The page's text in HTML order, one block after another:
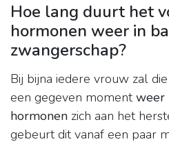
Hoe lang duurt het
hormonen weer in
zwangerschap?
Bij bijna iedere vrouw zal
een gegeven momentweer
hormonen zich aan het
gebeurt dit vanaf een paar